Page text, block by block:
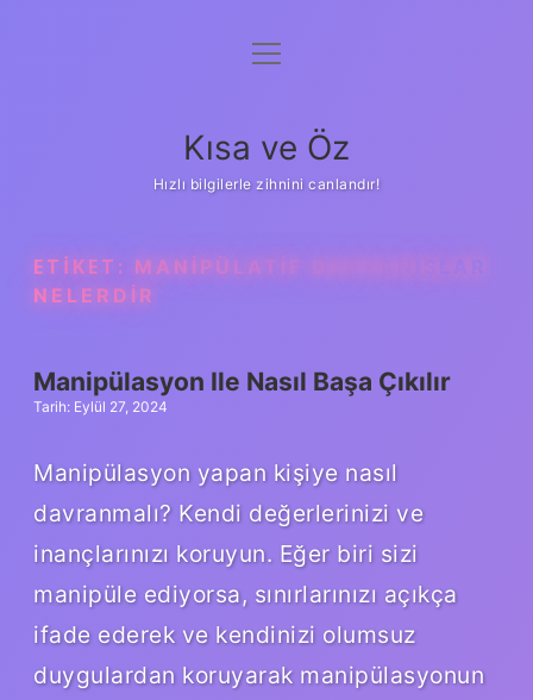
Anasayfa
Yasal Uyarı
menüyü
Kısa ve Öz
Hızlı bilgilerle zihnini canlandır!
ETIKET: MANIPÜLATIF DAVRANIŞLAR
NELERDIR
Manipülasyon Ile Nasıl Başa Çıkılır
Tarih: Eylül 27, 2024
Manipülasyon yapan kişiye nasıl
davranmalı? Kendi değerlerinizi ve
inançlarınızı koruyun. Eğer biri sizi
manipüle ediyorsa, sınırlarınızı açıkça
ifade ederek ve kendinizi olumsuz
duygulardan koruyarak manipülasyonun